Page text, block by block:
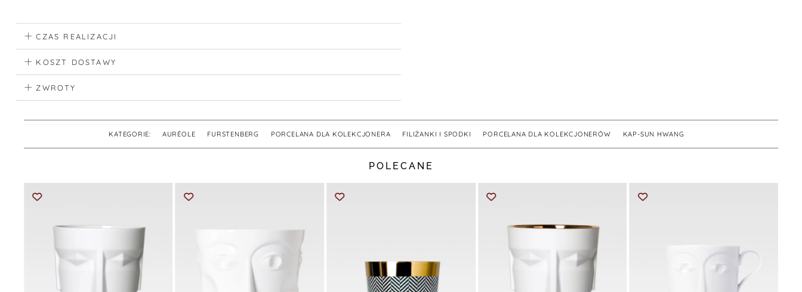
CZAS REALIZACJI
KOSZT DOSTAWY
ZWROTY
KATEGORIE: AURÉOLE FURSTENBERG PORCELANA DLA KOLEKCJONERA FILIŻANKI I SPODKI PORCELANA DLA KOLEKCJONERÓW KAP-SUN HWANG
POLECANE